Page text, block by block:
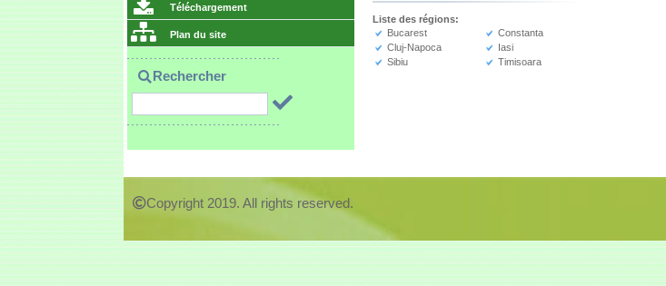
Téléchargement
Plan du site
Rechercher
Liste des régions:
Bucarest
Constanta
Cluj-Napoca
Iasi
Sibiu
Timisoara
Copyright 2019. All rights reserved.